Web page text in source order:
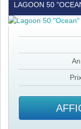
50
"Ocean"
LAGOON 50